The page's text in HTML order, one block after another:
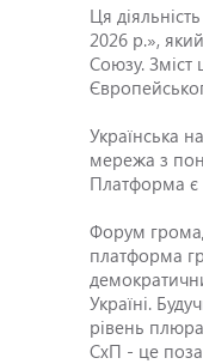
Ця
2026 р.»,
Союзу. Зміст
Українська
мережа з
Платформа є
Форум
платформа
Україні.
рівень
СхП - це